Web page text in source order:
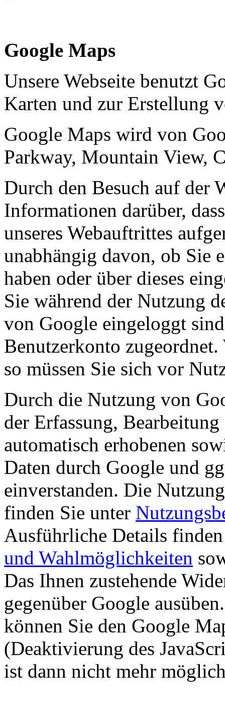
Google Maps
Unsere Webseite benutzt
Karten und zur Erstellung
Google Maps wird von
Parkway, Mountain View,
Durch den Besuch auf der
Informationen darüber,
unseres Webauftrittes
unabhängig davon, ob Sie
haben oder über dieses
Sie während der Nutzung
von Google eingeloggt
Benutzerkonto
so müssen Sie sich vor
Durch die Nutzung von
der Erfassung,
automatisch erhobenen
Daten durch Google und
einverstanden. Die
finden Sie unter
Ausführliche Details
und Wahlmöglichkeiten
Das Ihnen zustehende
gegenüber Google
können Sie den Google
(Deaktivierung des
ist dann nicht mehr